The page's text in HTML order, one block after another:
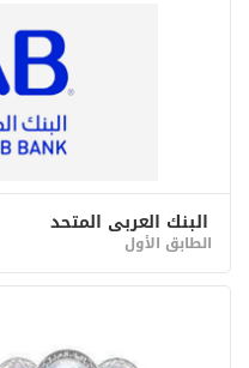
البنك العربي المتحد
الطابق الأول